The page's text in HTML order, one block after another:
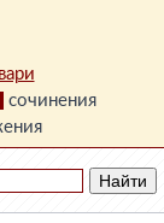
сочинения